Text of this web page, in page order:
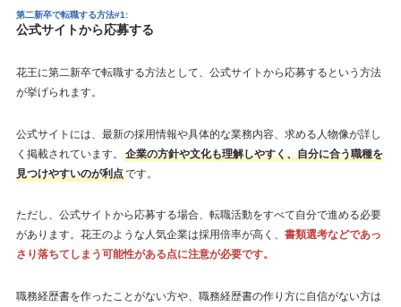
第二新卒で転職する方法#1:
公式サイトから応募する
花王に第二新卒で転職する方法として、公式サイトから応募するという方法
が挙げられます。
公式サイトには、最新の採用情報や具体的な業務内容、求める人物像が詳し
く掲載されています。
企業の方針や文化も理解しやすく、自分に合う職種を
見つけやすいのが利点です。
ただし、公式サイトから応募する場合、転職活動をすべて自分で進める必要
があります。花王のような人気企業は採用倍率が高く、 書類選考などであっ
さり落ちてしまう可能性がある点に注意が必要です。
職務経歴書を作ったことがない方や、職務経歴書の作り方に自信がない方は